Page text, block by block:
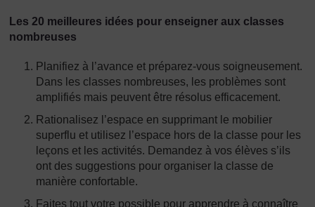
Les 20 meilleures idées pour enseigner aux classes
nombreuses
Planifiez à l’avance et préparez-vous soigneusement.
Dans les classes nombreuses, les problèmes sont
amplifiés mais peuvent être résolus efficacement.
Rationalisez l’espace en supprimant le mobilier
superflu et utilisez l’espace hors de la classe pour les
leçons et les activités. Demandez à vos élèves s’ils
ont des suggestions pour organiser la classe de
manière confortable.
Faites tout votre possible pour apprendre à connaître